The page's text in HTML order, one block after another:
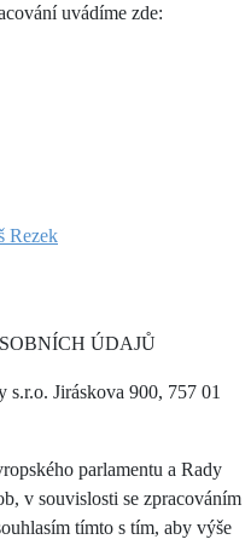
uvádíme zde:
Rezek
ÚDAJŮ
Jiráskova 900, 757 01
parlamentu a Rady
v souvislosti se zpracováním
tímto s tím, aby výše